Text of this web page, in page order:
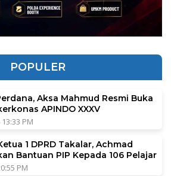
POPULER
Aksa Mahmud Resmi Buka
APINDO XXXV
PM
1 DPRD Takalar, Achmad
Bantuan PIP Kepada 106 Pelajar
PM